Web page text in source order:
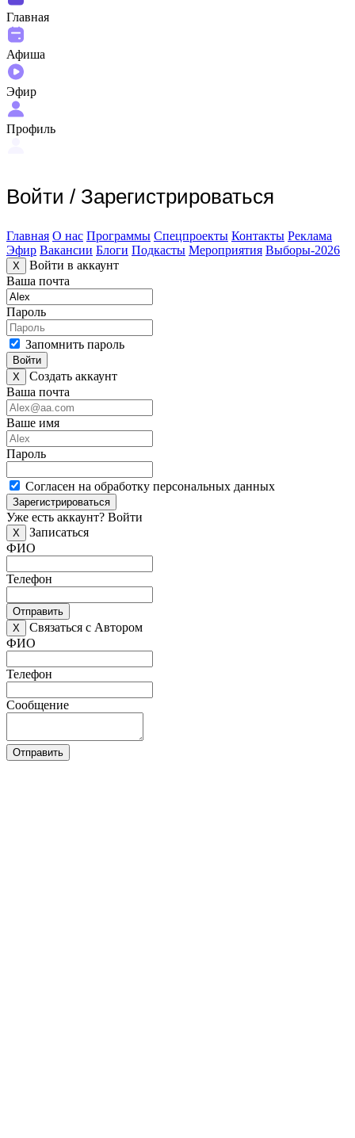
Главная
Афиша
Эфир
Профиль
Войти / Зарегистрироваться
Главная О нас Программы Спецпроекты Контакты Реклама
Эфир Вакансии Блоги Подкасты Мероприятия Выборы-2026
X
Войти в аккаунт
Ваша почта
Пароль
Запомнить пароль
Войти
X
Создать аккаунт
Ваша почта
Ваше имя
Пароль
Согласен на обработку персональных данных
Зарегистрироваться
Уже есть аккаунт? Войти
X
Записаться
ФИО
Телефон
Отправить
X
Связаться с Автором
ФИО
Телефон
Сообщение
Отправить